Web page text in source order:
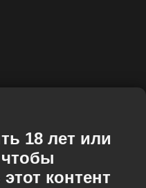
18 лет или
контент